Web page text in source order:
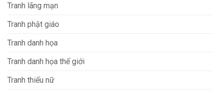
Tranh lãng mạn
Tranh phật giáo
Tranh danh họa
Tranh danh họa thế giới
Tranh thiếu nữ